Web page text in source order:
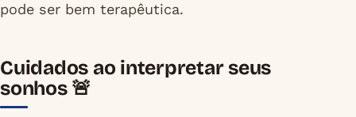
pode ser bem terapêutica.
Cuidados ao interpretar seus
sonhos 🚨